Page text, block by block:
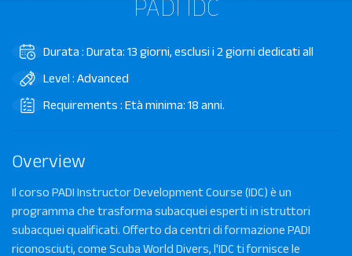
PADI IDC
Durata : Durata: 13 giorni, esclusi i 2 giorni dedicati all
Level : Advanced
Requirements : Età minima: 18 anni.
Overview
Il corso PADI Instructor Development Course (IDC) è un
programma che trasforma subacquei esperti in istruttori
subacquei qualificati. Offerto da centri di formazione PADI
riconosciuti, come Scuba World Divers, l'IDC ti fornisce le